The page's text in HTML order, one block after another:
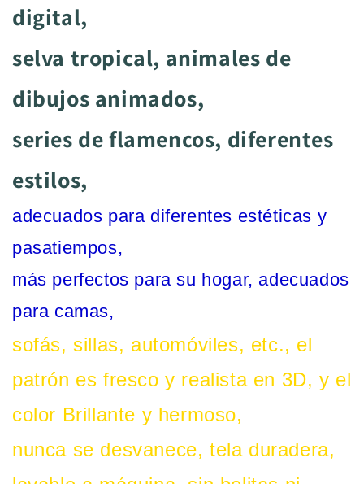
digital,
selva tropical, animales de
dibujos animados,
series de flamencos, diferentes
estilos,
adecuados para diferentes estéticas y
pasatiempos,
más perfectos para su hogar, adecuados
para camas,
sofás, sillas, automóviles, etc., el
patrón es fresco y realista en 3D, y el
color Brillante y hermoso,
nunca se desvanece, tela duradera,